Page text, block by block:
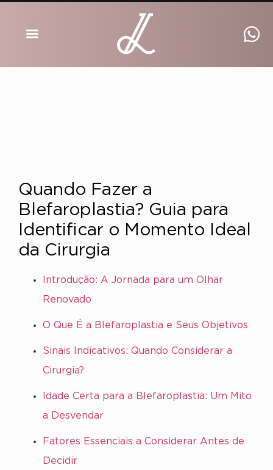
Quando Fazer a
Blefaroplastia? Guia para
Identificar o Momento Ideal
da Cirurgia
Introdução: A Jornada para um Olhar
Renovado
O Que É a Blefaroplastia e Seus Objetivos
Sinais Indicativos: Quando Considerar a
Cirurgia?
Idade Certa para a Blefaroplastia: Um Mito
a Desvendar
Fatores Essenciais a Considerar Antes de
Decidir